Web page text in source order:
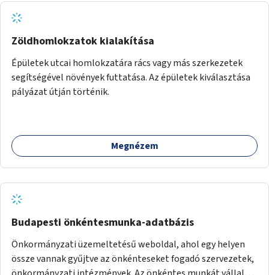
Zöldhomlokzatok kialakítása
Épületek utcai homlokzatára rács vagy más szerkezetek
segítségével növények futtatása. Az épületek kiválasztása
pályázat útján történik.
Megnézem
Budapesti önkéntesmunka-adatbázis
Önkormányzati üzemeltetésű weboldal, ahol egy helyen
össze vannak gyűjtve az önkénteseket fogadó szervezetek,